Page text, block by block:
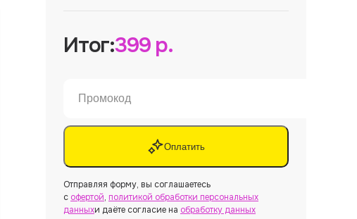
Итог:399р.
Оплатить
Отправляя форму, вы соглашаетесь
с офертой, политикой обработки персональных
данныхи даёте согласие на обработку данных